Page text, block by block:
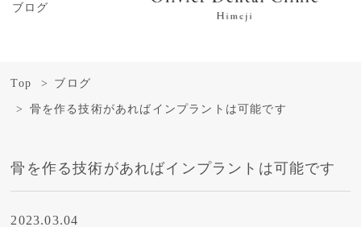
ブログ
Top ブログ
骨を作る技術があればインプラントは可能です
骨を作る技術があればインプラントは可能です
2023.03.04